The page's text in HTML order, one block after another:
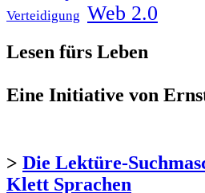
Verteidigung Web 2.0
Lesen fürs Leben
Eine Initiative von
> Die Lektüre-
Klett Sprachen